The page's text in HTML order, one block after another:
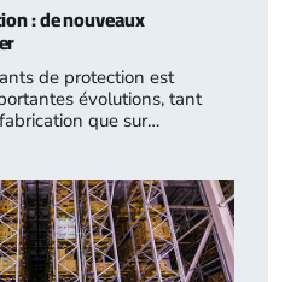
: de nouveaux
de protection est
évolutions, tant
que sur…